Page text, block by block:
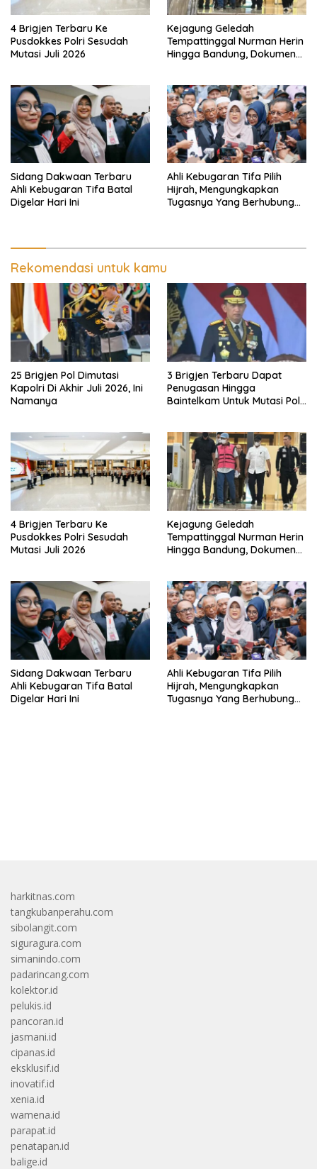
4 Brigjen Terbaru Ke
Pusdokkes Polri Sesudah
Mutasi Juli 2026
Kejagung Geledah
Tempattinggal Nurman Herin
Hingga Bandung, Dokumen
Sidang Dakwaan Terbaru
Ahli Kebugaran Tifa Batal
Digelar Hari Ini
Ahli Kebugaran Tifa Pilih
Hijrah, Mengungkapkan
Tugasnya Yang Berhubungan
Rekomendasi untuk kamu
25 Brigjen Pol Dimutasi
Kapolri Di Akhir Juli 2026, Ini
Namanya
3 Brigjen Terbaru Dapat
Penugasan Hingga
Baintelkam Untuk Mutasi Polri
4 Brigjen Terbaru Ke
Pusdokkes Polri Sesudah
Mutasi Juli 2026
Kejagung Geledah
Tempattinggal Nurman Herin
Hingga Bandung, Dokumen
Sidang Dakwaan Terbaru
Ahli Kebugaran Tifa Batal
Digelar Hari Ini
Ahli Kebugaran Tifa Pilih
Hijrah, Mengungkapkan
Tugasnya Yang Berhubungan
harkitnas.com
tangkubanperahu.com
sibolangit.com
siguragura.com
simanindo.com
padarincang.com
kolektor.id
pelukis.id
pancoran.id
jasmani.id
cipanas.id
eksklusif.id
inovatif.id
xenia.id
wamena.id
parapat.id
penatapan.id
balige.id